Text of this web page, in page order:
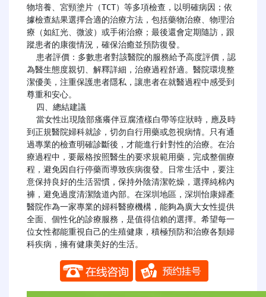
物培養、宮頸塗片（TCT）等多項檢查，以明確病因；依
據檢查結果選擇合適的治療方法，包括藥物治療、物理治
療（如紅光、微波）或手術治療；最後還會定期隨訪，跟
蹤患者的康復情況，確保治癒並預防復發。
為醫生態度親切、解釋詳細，治療過程舒適。醫院環境整
潔優美，注重保護患者隱私，讓患者在就醫過程中感受到
尊重和安心。
到正規醫院婦科就診，切勿自行用藥或忽視病情。只有通
過專業的檢查明確診斷後，才能進行針對性的治療。在治
療過程中，要嚴格按照醫生的要求規範用藥，完成整個療
程，避免因自行停藥而導致疾病復發。日常生活中，要注
意保持良好的生活習慣，保持外陰清潔乾燥，選擇純棉內
褲，避免過度清潔陰道內部。在深圳地區，深圳怡康婦產
醫院作為一家專業的婦科醫療機構，能夠為廣大女性提供
全面、個性化的診療服務，是值得信賴的選擇。希望每一
位女性都能重視自己的生殖健康，積極預防和治療各類婦
科疾病，擁有健康美好的生活。